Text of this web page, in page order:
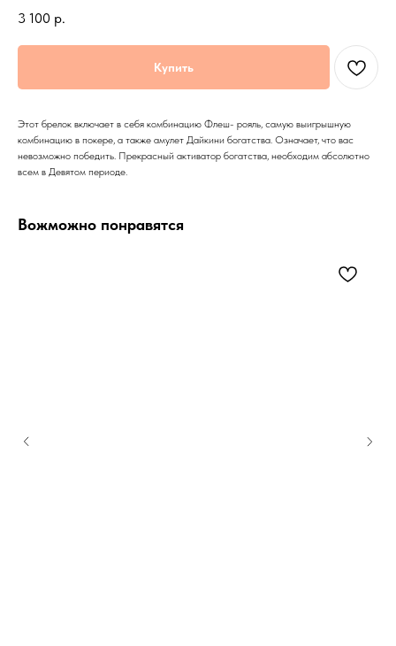
3 100 р.
Купить
Этот брелок включает в себя комбинацию Флеш- рояль, самую выигрышную
комбинацию в покере, а также амулет Дайкини богатства. Означает, что вас
невозможно победить. Прекрасный активатор богатства, необходим абсолютно
всем в Девятом периоде.
Вожможно понравятся